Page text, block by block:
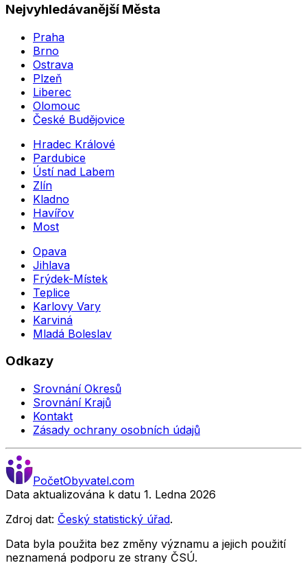
Nejvyhledávanější Města
Praha
Brno
Ostrava
Plzeň
Liberec
Olomouc
České Budějovice
Hradec Králové
Pardubice
Ústí nad Labem
Zlín
Kladno
Havířov
Most
Opava
Jihlava
Frýdek-Místek
Teplice
Karlovy Vary
Karviná
Mladá Boleslav
Odkazy
Srovnání Okresů
Srovnání Krajů
Kontakt
Zásady ochrany osobních údajů
PočetObyvatel.com
Data aktualizována k datu 1. Ledna 2026
Zdroj dat: Český statistický úřad.
Data byla použita bez změny významu a jejich použití
neznamená podporu ze strany ČSÚ.